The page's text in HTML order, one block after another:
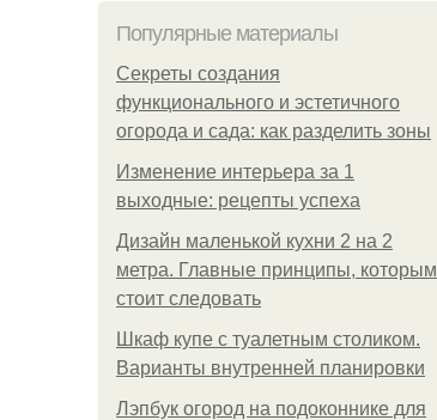
Популярные материалы
Секреты создания
функционального и эстетичного
огорода и сада: как разделить зоны
Изменение интерьера за 1
выходные: рецепты успеха
Дизайн маленькой кухни 2 на 2
метра. Главные принципы, которым
стоит следовать
Шкаф купе с туалетным столиком.
Варианты внутренней планировки
Лэпбук огород на подоконнике для